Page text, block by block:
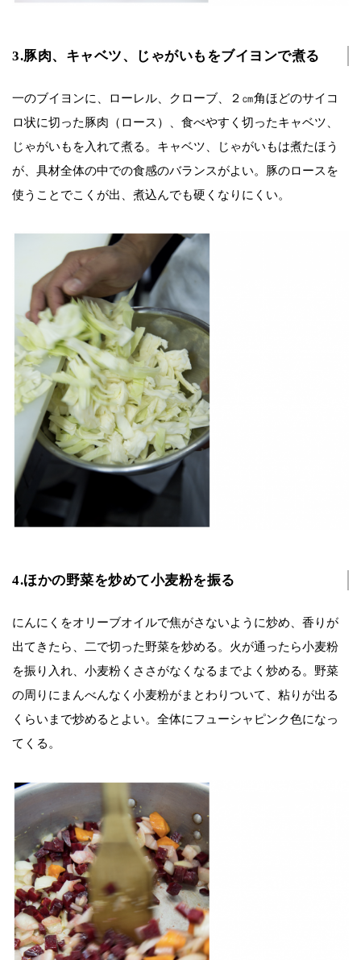
3.豚肉、キャベツ、じゃがいもをブイヨンで煮る
一のブイヨンに、ローレル、クローブ、２㎝角ほどのサイコ
ロ状に切った豚肉（ロース）、食べやすく切ったキャベツ、
じゃがいもを入れて煮る。キャベツ、じゃがいもは煮たほう
が、具材全体の中での食感のバランスがよい。豚のロースを
使うことでこくが出、煮込んでも硬くなりにくい。
4.ほかの野菜を炒めて小麦粉を振る
にんにくをオリーブオイルで焦がさないように炒め、香りが
出てきたら、二で切った野菜を炒める。火が通ったら小麦粉
を振り入れ、小麦粉くささがなくなるまでよく炒める。野菜
の周りにまんべんなく小麦粉がまとわりついて、粘りが出る
くらいまで炒めるとよい。全体にフューシャピンク色になっ
てくる。